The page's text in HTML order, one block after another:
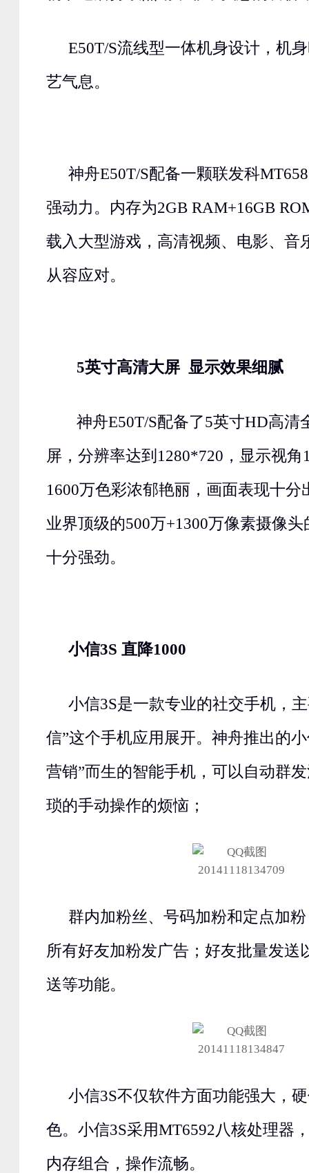
E50T/S流线型一体机身设计，机
艺气息。
神舟E50T/S配备一颗联发科
强动力。内存为2GB RAM+16GB
载入大型游戏，高清视频、电影、音
从容应对。
5英寸高清大屏 显示效果细腻
神舟E50T/S配备了5英寸HD高清
屏，分辨率达到1280*720，显示视角
1600万色彩浓郁艳丽，画面表现十分
业界顶级的500万+1300万像素摄像
十分强劲。
小信3S 直降1000
小信3S是一款专业的社交手机，
信”这个手机应用展开。神舟推出的
营销”而生的智能手机，可以自动群
琐的手动操作的烦恼；
群内加粉丝、号码加粉和定点加
所有好友加粉发广告；好友批量发送
送等功能。
小信3S不仅软件方面功能强大，
色。小信3S采用MT6592八核处理器
内存组合，操作流畅。